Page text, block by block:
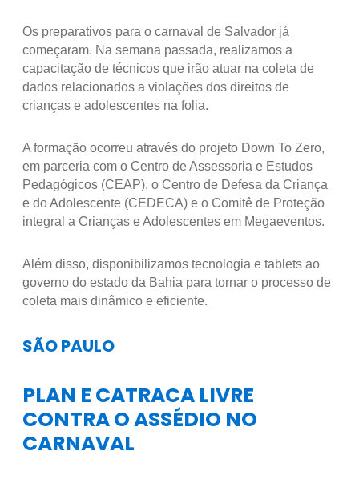
Os preparativos para o carnaval de Salvador já
começaram. Na semana passada, realizamos a
capacitação de técnicos que irão atuar na coleta de
dados relacionados a violações dos direitos de
crianças e adolescentes na folia.
A formação ocorreu através do projeto Down To Zero,
em parceria com o Centro de Assessoria e Estudos
Pedagógicos (CEAP), o Centro de Defesa da Criança
e do Adolescente (CEDECA) e o Comitê de Proteção
integral a Crianças e Adolescentes em Megaeventos.
Além disso, disponibilizamos tecnologia e tablets ao
governo do estado da Bahia para tornar o processo de
coleta mais dinâmico e eficiente.
SÃO PAULO
PLAN E CATRACA LIVRE
CONTRA O ASSÉDIO NO
CARNAVAL